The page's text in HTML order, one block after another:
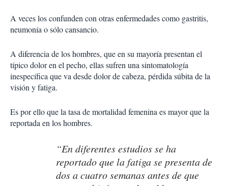
A veces los confunden con otras enfermedades como gastritis,
neumonía o sólo cansancio.
A diferencia de los hombres, que en su mayoría presentan el
típico dolor en el pecho, ellas sufren una sintomatología
inespecífica que va desde dolor de cabeza, pérdida súbita de la
visión y fatiga.
Es por ello que la tasa de mortalidad femenina es mayor que la
reportada en los hombres.
“En diferentes estudios se ha
reportado que la fatiga se presenta de
dos a cuatro semanas antes de que